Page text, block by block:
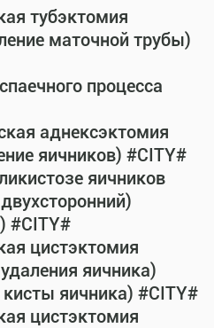
тубэктомия
маточной трубы)
процесса
аднексэктомия
яичников) #CITY#
яичников
#CITY#
цистэктомия
яичника)
яичника) #CITY#
цистэктомия